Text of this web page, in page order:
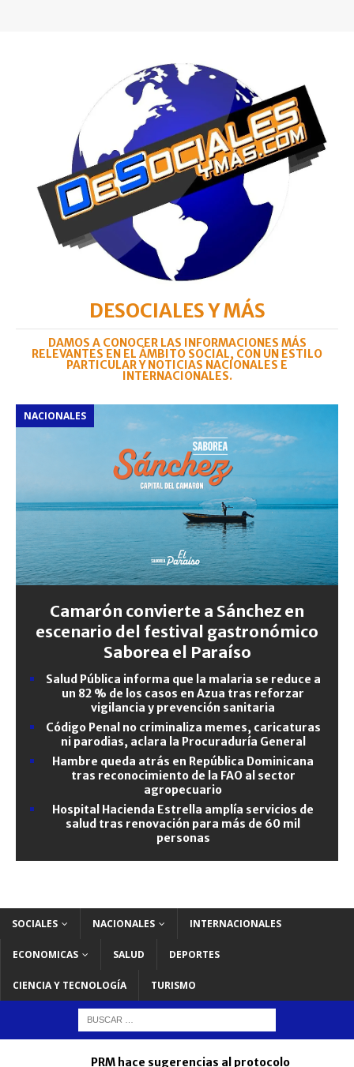
DESOCIALES Y MÁS
DAMOS A CONOCER LAS INFORMACIONES MÁS
RELEVANTES EN EL ÁMBITO SOCIAL, CON UN ESTILO
PARTICULAR Y NOTICIAS NACIONALES E
INTERNACIONALES.
NACIONALES
Camarón convierte a Sánchez en
escenario del festival gastronómico
Saborea el Paraíso
Salud Pública informa que la malaria se reduce a
un 82 % de los casos en Azua tras reforzar
vigilancia y prevención sanitaria
Código Penal no criminaliza memes, caricaturas
ni parodias, aclara la Procuraduría General
Hambre queda atrás en República Dominicana
tras reconocimiento de la FAO al sector
agropecuario
Hospital Hacienda Estrella amplía servicios de
salud tras renovación para más de 60 mil
personas
SOCIALES NACIONALES INTERNACIONALES
ECONOMICAS SALUD DEPORTES
CIENCIA Y TECNOLOGÍA TURISMO
PRM hace sugerencias al protocolo